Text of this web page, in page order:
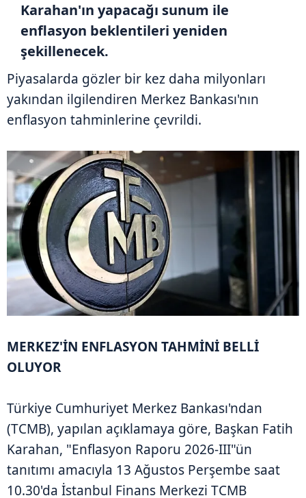
Karahan'ın yapacağı sunum ile
enflasyon beklentileri yeniden
şekillenecek.
Piyasalarda gözler bir kez daha milyonları
yakından ilgilendiren Merkez Bankası'nın
enflasyon tahminlerine çevrildi.
MERKEZ'İN ENFLASYON TAHMİNİ BELLİ
OLUYOR
Türkiye Cumhuriyet Merkez Bankası'ndan
(TCMB), yapılan açıklamaya göre, Başkan Fatih
Karahan, "Enflasyon Raporu 2026-III"ün
tanıtımı amacıyla 13 Ağustos Perşembe saat
10.30'da İstanbul Finans Merkezi TCMB